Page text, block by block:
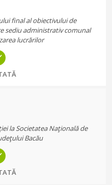
final al obiectivului de
sediu administrativ comunal
lucrărilor
la Societatea Naţională de
Bacău